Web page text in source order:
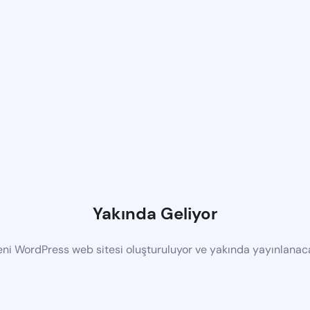
Yakında Geliyor
WordPress web sitesi oluşturuluyor ve yakında